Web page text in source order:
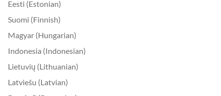
Eesti (Estonian)
Suomi (Finnish)
Magyar (Hungarian)
Indonesia (Indonesian)
Lietuvių (Lithuanian)
Latviešu (Latvian)